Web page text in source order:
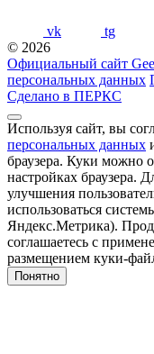
vk
tg
© 2026
Официальный сайт
персональных данных
Сделано в ПЕРКС
Используя сайт, вы
персональных данных
браузера. Куки можно
настройках браузера.
улучшения
использоваться
Яндекс.Метрика).
соглашаетесь с
размещением куки-
Понятно